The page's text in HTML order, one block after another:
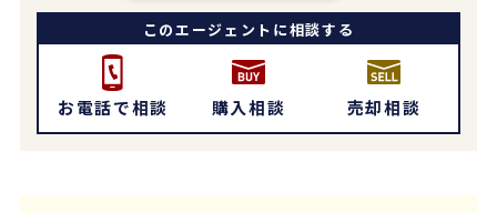
このエージェントに相談する
お電話で相談 購入相談 売却相談